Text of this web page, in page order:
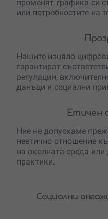
променят графика си
или потребностите на
Нашите изцяло
гарантират
регулации,
данъци и социални
Етичен
Ние не допускаме
неетично отношение
на околната среда
практики.
Социални